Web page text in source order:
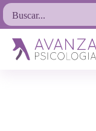
Saltar
a
navegación
Saltar
al
contenido
principal
Saltar
al
pie
Buscar...